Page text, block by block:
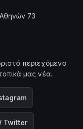
73
περιεχόμενο
μας νέα.
Twitter